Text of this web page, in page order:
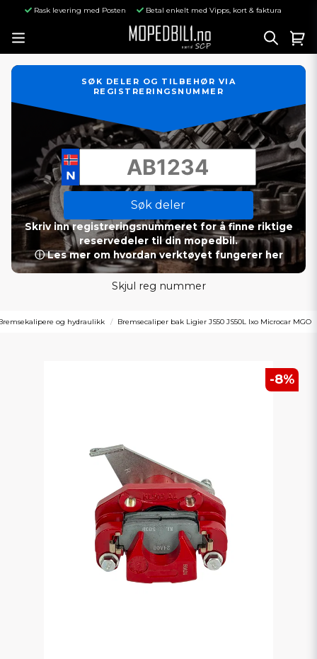
Rask levering med Posten Betal enkelt med Vipps, kort & faktura
SØK DELER OG TILBEHØR VIA
REGISTRERINGSNUMMER
Søk deler
Skriv inn registreringsnummeret for å finne riktige
reservedeler til din mopedbil.
ⓘ Les mer om hvordan verktøyet fungerer her
Skjul reg nummer
og hydraulikk Bremsecaliper bak Ligier JS50 JS50L Ixo Microcar MGO
-8%